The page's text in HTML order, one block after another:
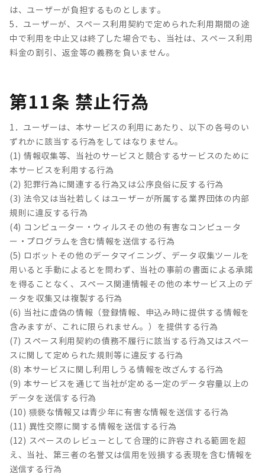
は、ユーザーが負担するものとします。
5．ユーザーが、スペース利用契約で定められた利用期間の途
中で利用を中止又は終了した場合でも、当社は、スペース利用
料金の割引、返金等の義務を負いません。
1．ユーザーは、本サービスの利用にあたり、以下の各号のい
ずれかに該当する行為をしてはなりません。
(1) 情報収集等、当社のサービスと競合するサービスのために
本サービスを利用する行為
(2) 犯罪行為に関連する行為又は公序良俗に反する行為
(3) 法令又は当社若しくはユーザーが所属する業界団体の内部
規則に違反する行為
(4) コンピューター・ウィルスその他の有害なコンピュータ
ー・プログラムを含む情報を送信する行為
(5) ロボットその他のデータマイニング、データ収集ツールを
用いると手動によるとを問わず、当社の事前の書面による承諾
を得ることなく、スペース関連情報その他の本サービス上のデ
ータを収集又は複製する行為
(6) 当社に虚偽の情報（登録情報、申込み時に提供する情報を
含みますが、これに限られません。）を提供する行為
(7) スペース利用契約の債務不履行に該当する行為又はスペー
スに関して定められた規則等に違反する行為
(8) 本サービスに関し利用しうる情報を改ざんする行為
(9) 本サービスを通じて当社が定める一定のデータ容量以上の
データを送信する行為
(10) 猥褻な情報又は青少年に有害な情報を送信する行為
(11) 異性交際に関する情報を送信する行為
(12) スペースのレビューとして合理的に許容される範囲を超
え、当社、第三者の名誉又は信用を毀損する表現を含む情報を
送信する行為
第11条 禁止行為